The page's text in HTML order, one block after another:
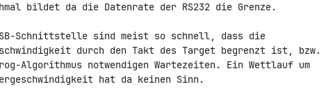
bildet da die Datenrate der RS232 die Grenze.
Schnittstelle sind meist so schnell, dass die
durch den Takt des Target begrenzt ist, bzw.
Algorithmus notwendigen Wartezeiten. Ein Wettlauf um
hat da keinen Sinn.